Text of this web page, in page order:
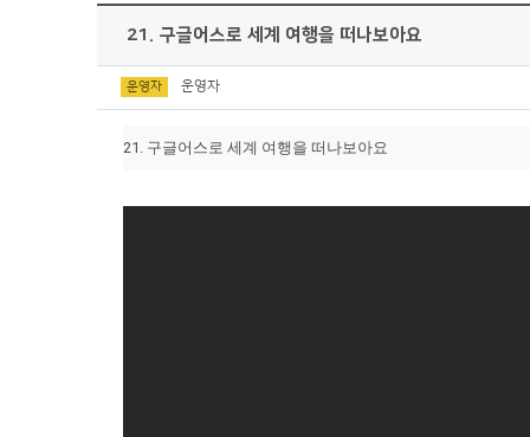
21. 구글어스로 세계 여행을 떠나보아요
운영자 운영자
21. 구글어스로 세계 여행을 떠나보아요